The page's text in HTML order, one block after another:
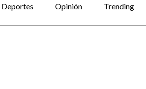
Deportes Opinión Trending